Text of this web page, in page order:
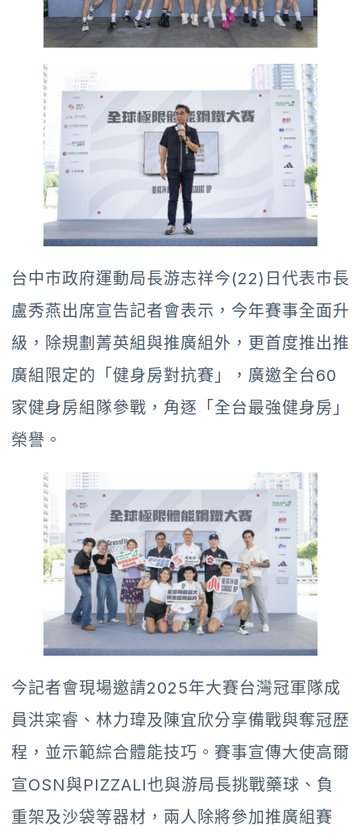
台中市政府運動局長游志祥今(22)日代表市長
盧秀燕出席宣告記者會表示，今年賽事全面升
級，除規劃菁英組與推廣組外，更首度推出推
廣組限定的「健身房對抗賽」，廣邀全台60
家健身房組隊參戰，角逐「全台最強健身房」
榮譽。
今記者會現場邀請2025年大賽台灣冠軍隊成
員洪寀睿、林力瑋及陳宜欣分享備戰與奪冠歷
程，並示範綜合體能技巧。賽事宣傳大使高爾
宣OSN與PIZZALI也與游局長挑戰藥球、負
重架及沙袋等器材，兩人除將參加推廣組賽